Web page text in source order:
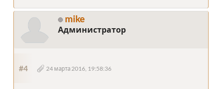
mike
Администратор
#4 24 марта 2016, 19:58:36